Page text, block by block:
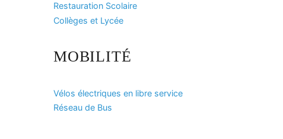
Restauration Scolaire
Collèges et Lycée
MOBILITÉ
Vélos électriques en libre service
Réseau de Bus